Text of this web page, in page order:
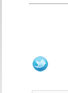
mensonge